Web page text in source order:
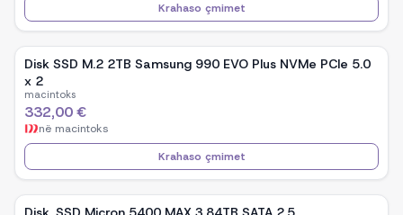
Krahaso çmimet
Disk SSD M.2 2TB Samsung 990 EVO Plus NVMe PCIe 5.0
x 2
macintoks
332,00 €
në macintoks
Krahaso çmimet